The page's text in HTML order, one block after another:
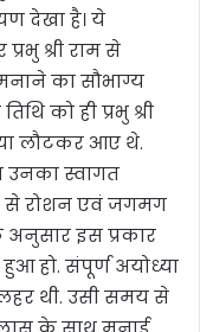
देखा है। ये
श्री राम से
का सौभाग्य
को ही प्रभु श्री
लौटकर आए थे.
उनका स्वागत
से रोशन एवं जगमग
इस प्रकार
हो. संपूर्ण अयोध्या
थी. उसी समय से